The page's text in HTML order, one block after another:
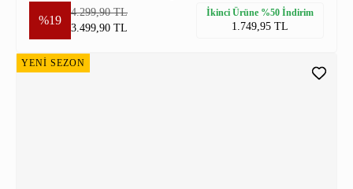
%19
4.299,90 TL
3.499,90 TL
İkinci Ürüne %50 İndirim
1.749,95 TL
YENİ SEZON